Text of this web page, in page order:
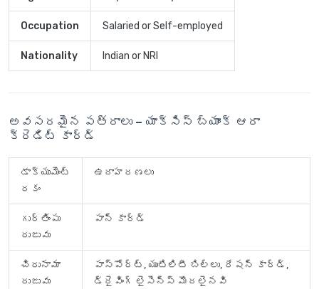
Occupation Salaried or Self-employed
Nationality Indian or NRI
అవసరమైన పత్రాలు – యాక్సిస్ బ్యాంక్ ఆరా
క్రెడిట్ కార్డ్
డాక్యుమెంట్
రకం
ఉదాహరణలు
గుర్తింపు
రుజువు
పాన్ కార్డ్
చిరునామా
రుజువు
పాస్‌పోర్ట్, యుటిలిటీ బిల్లు, రేషన్ కార్డ్,
డ్రైవింగ్ లైసెన్స్ మొదలైనవి